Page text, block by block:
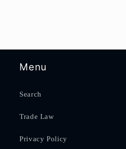
Menu
Search
Trade Law
Privacy Policy